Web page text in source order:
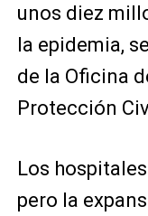
unos diez
la epidemia,
de la Oficina
Protección
Los
pero la